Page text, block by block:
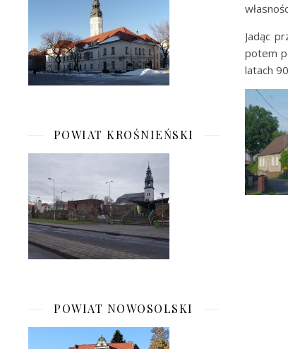
POWIAT KROŚNIEŃSKI
POWIAT NOWOSOLSKI
Jadąc
potem
latach